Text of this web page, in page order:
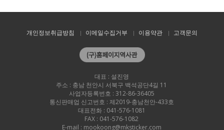
개인정보취급방침 이메일수집거부 이용약관 고객문의
대표 : 설진영
주소 : 충남 천안시 서북구 백석공단4길 11
사업자등록번호 : 312-86-36405
통신판매업 신고번호 : 제2019-충남천안-433호
대표전화 : 041-576-1081
FAX : 041-576-1082
E-mail : mookoong@mksticker.com